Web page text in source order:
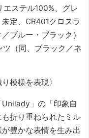
ステル100%、グレ
定、CR401クロスラ
ブルー・ブラック）
（同、ブラック／ネ
模様を表現〉
」の「印象自
折り重ねられたミル
豊かな表情を生み出